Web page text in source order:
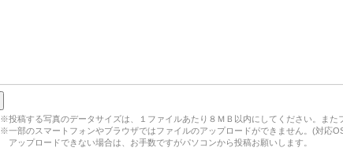
※投稿する写真のデータサイズは、１ファイルあたり８ＭＢ以内にしてください。また
※一部のスマートフォンやブラウザではファイルのアップロードができません。(対応
アップロードできない場合は、お手数ですがパソコンから投稿お願いします。